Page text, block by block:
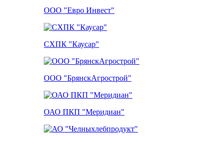
ООО "Евро Инвест"
СХПК "Каусар"
ООО "БрянскАгрострой"
ОАО ПКП "Меридиан"